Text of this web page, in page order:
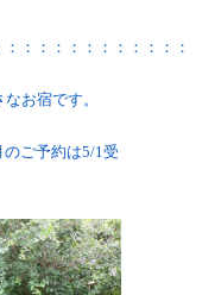
：：：：：：：：：：：
お宿です。
ご予約は5/1受